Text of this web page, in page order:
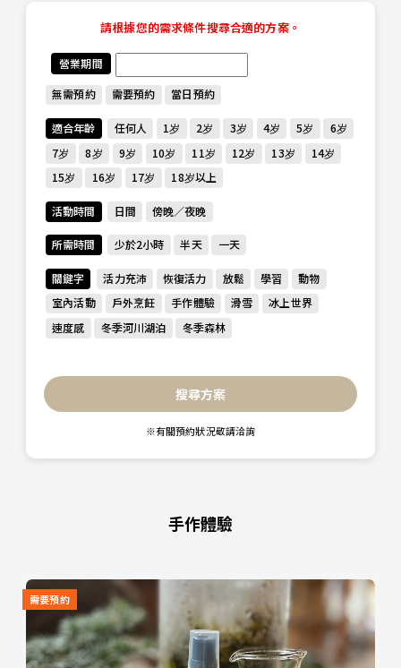
請根據您的需求條件搜尋合適的方案。
營業期間
無需預約 需要預約 當日預約
適合年齡 任何人 1岁 2岁 3岁 4岁 5岁
6岁
7岁
8岁 9岁 10岁 11岁 12岁 13岁
14岁
15岁
16岁 17岁 18岁以上
活動時間 日間 傍晚／夜晚
所需時間 少於2小時 半天 一天
關鍵字 活力充沛 恢復活力 放鬆 學習
動物
室內活動
戶外烹飪 手作體驗 滑雪
冰上世界
速度感
冬季河川湖泊 冬季森林
※有關預約狀況敬請洽詢
手作體驗
需要預約